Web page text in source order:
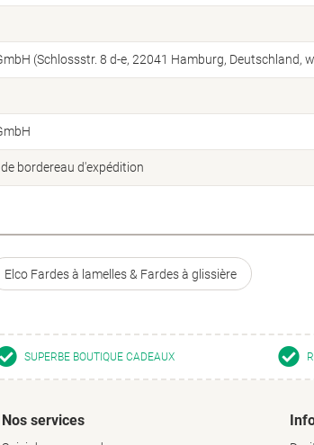
(Schlossstr. 8 d-e, 22041 Hamburg, Deutschland,
bordereau d'expédition
Elco Fardes à lamelles & Fardes à glissière
SUPERBE BOUTIQUE CADEAUX
Nos services